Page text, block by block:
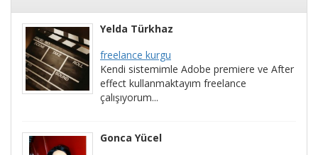
Yelda Türkhaz
freelance kurgu
Kendi sistemimle Adobe premiere ve After
effect kullanmaktayım freelance
çalışıyorum...
Gonca Yücel